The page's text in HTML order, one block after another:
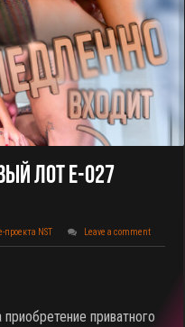
Лот E-027
NST Leave a comment
приобретение приватного